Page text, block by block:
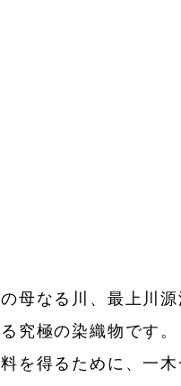
母なる川、最上川
究極の染織物です
を得るために、一